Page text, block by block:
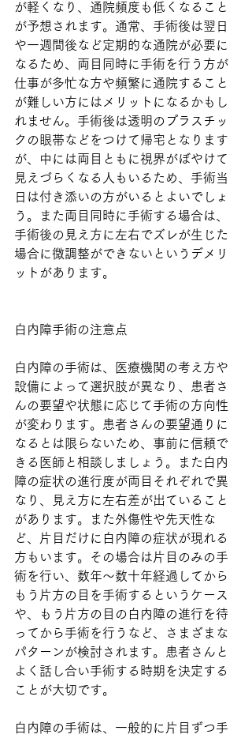
が軽くなり、通院頻度も低くなること
が予想されます。通常、手術後は翌日
や一週間後など定期的な通院が必要に
なるため、両目同時に手術を行う方が
仕事が多忙な方や頻繁に通院すること
が難しい方にはメリットになるかもし
れません。手術後は透明のプラスチッ
クの眼帯などをつけて帰宅となります
が、中には両目ともに視界がぼやけて
見えづらくなる人もいるため、手術当
日は付き添いの方がいるとよいでしょ
う。また両目同時に手術する場合は、
手術後の見え方に左右でズレが生じた
場合に微調整ができないというデメリ
ットがあります。
白内障手術の注意点
白内障の手術は、医療機関の考え方や
設備によって選択肢が異なり、患者さ
んの要望や状態に応じて手術の方向性
が変わります。患者さんの要望通りに
なるとは限らないため、事前に信頼で
きる医師と相談しましょう。また白内
障の症状の進行度が両目それぞれで異
なり、見え方に左右差が出ていること
があります。また外傷性や先天性な
ど、片目だけに白内障の症状が現れる
方もいます。その場合は片目のみの手
術を行い、数年～数十年経過してから
もう片方の目を手術するというケース
や、もう片方の目の白内障の進行を待
ってから手術を行うなど、さまざまな
パターンが検討されます。患者さんと
よく話し合い手術する時期を決定する
ことが大切です。
白内障の手術は、一般的に片目ずつ手